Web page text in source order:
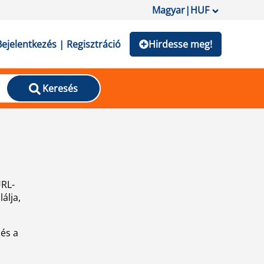
Magyar|HUF
| Regisztráció Hirdesse meg!
Keresés
a